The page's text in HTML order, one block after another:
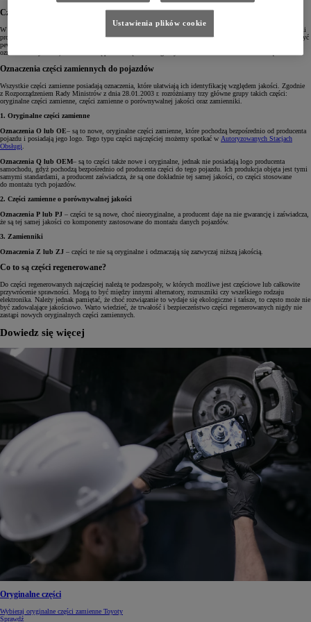
Czym różnią się oryginalne części od podróbek?
W momencie zakupu części zamiennych powinniśmy dokładnie sprawdzać ich pochodzenie i producenta. Jeśli
produkt posiada oryginalne opakowanie i jest oznakowany logotypem marki naszego samochodu, możemy być
pewni, że mamy do czynienia z oryginalną częścią zamienną. Oprócz tego stosowane są także dodatkowe
oznaczenia i symbole, które znane są pod nazwą Jednolitego Systemu Informowania o Jakości Części.
Oznaczenia części zamiennych do pojazdów
Wszystkie części zamienne posiadają oznaczenia, które ułatwiają ich identyfikację względem jakości. Zgodnie
z Rozporządzeniem Rady Ministrów z dnia 28.01.2003 r. rozróżniamy trzy główne grupy takich części:
oryginalne części zamienne, części zamienne o porównywalnej jakości oraz zamienniki.
1. Oryginalne części zamienne
Oznaczenia O lub OE– są to nowe, oryginalne części zamienne, które pochodzą bezpośrednio od producenta
pojazdu i posiadają jego logo. Tego typu części najczęściej możemy spotkać w Autoryzowanych Stacjach
Obsługi
Oznaczenia Q lub OEM– są to części także nowe i oryginalne, jednak nie posiadają logo producenta
samochodu, gdyż pochodzą bezpośrednio od producenta części do tego pojazdu. Ich produkcja objęta jest tymi
samymi standardami, a producent zaświadcza, że są one dokładnie tej samej jakości, co części stosowane
do montażu tych pojazdów.
2. Części zamienne o porównywalnej jakości
Oznaczenia P lub PJ – części te są nowe, choć nieoryginalne, a producent daje na nie gwarancję i zaświadcza,
że są tej samej jakości co komponenty zastosowane do montażu danych pojazdów.
3. Zamienniki
Oznaczenia Z lub ZJ – części te nie są oryginalne i odznaczają się zazwyczaj niższą jakością.
Co to są części regenerowane?
Do części regenerowanych najczęściej należą te podzespoły, w których możliwe jest częściowe lub całkowite
przywrócenie sprawności. Mogą to być między innymi alternatory, rozruszniki czy wszelkiego rodzaju
elektronika. Należy jednak pamiętać, że choć rozwiązanie to wydaje się ekologiczne i tańsze, to często może nie
być zadowalające jakościowo. Warto wiedzieć, że trwałość i bezpieczeństwo części regenerowanych nigdy nie
zastąpi nowych oryginalnych części zamiennych.
Dowiedz się więcej
Oryginalne części
Wybieraj oryginalne części zamienne Toyoty
Sprawdź
Ustawienia plików cookie